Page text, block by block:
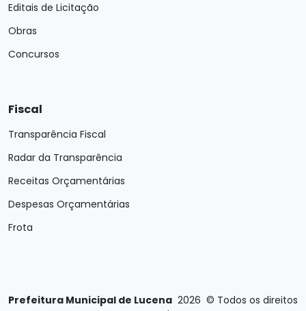
Editais de Licitação
Obras
Concursos
Fiscal
Transparência Fiscal
Radar da Transparência
Receitas Orçamentárias
Despesas Orçamentárias
Frota
Prefeitura Municipal de Lucena 2026 © Todos os direitos